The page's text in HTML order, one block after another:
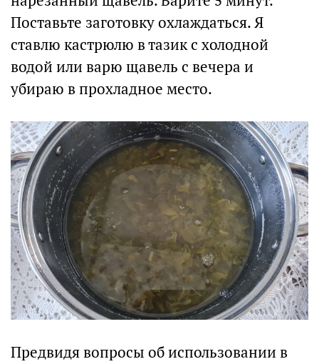
Поставьте заготовку охлаждаться. Я
ставлю кастрюлю в тазик с холодной
водой или варю щавель с вечера и
убираю в прохладное место.
Предвидя вопросы об использовании в